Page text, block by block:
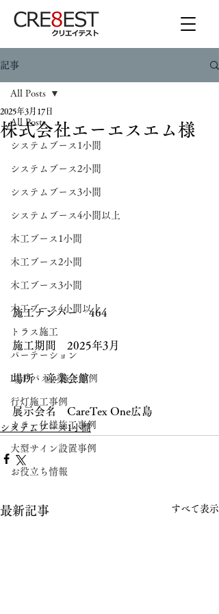
記事
All Posts
システムブース1小間
システムブース2小間
システムブース3小間
システムブース4小間以上
木工ブース1小間
木工ブース2小間
木工ブース3小間
木工ブース4小間以上
トラス施工
パーテーション
LEDパネル施工事例
行灯施工事例
カラー仕様施工事例
大型サイン設置事例
お役立ち情報
All Posts
株式会社エーエスエム様
2025年3月17日
施工ナンバー　464
施工期間　2025年3月
場所　産業会館
展示会名　CareTex One広島
システムブース1小間
最新記事 すべて表示